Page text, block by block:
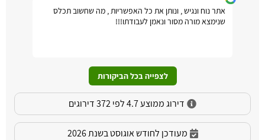
אתר נוח ונגיש , ונותן את כל האפשריות , מה שחשוב תכלס
שנימצא מורה מסור ונאמן לעבודתו!!!
לצפייה בכל הביקורות
דירוג ממוצע 4.7 לפי 372 דירוגים
מעודכן לחודש אוגוסט בשנת 2026